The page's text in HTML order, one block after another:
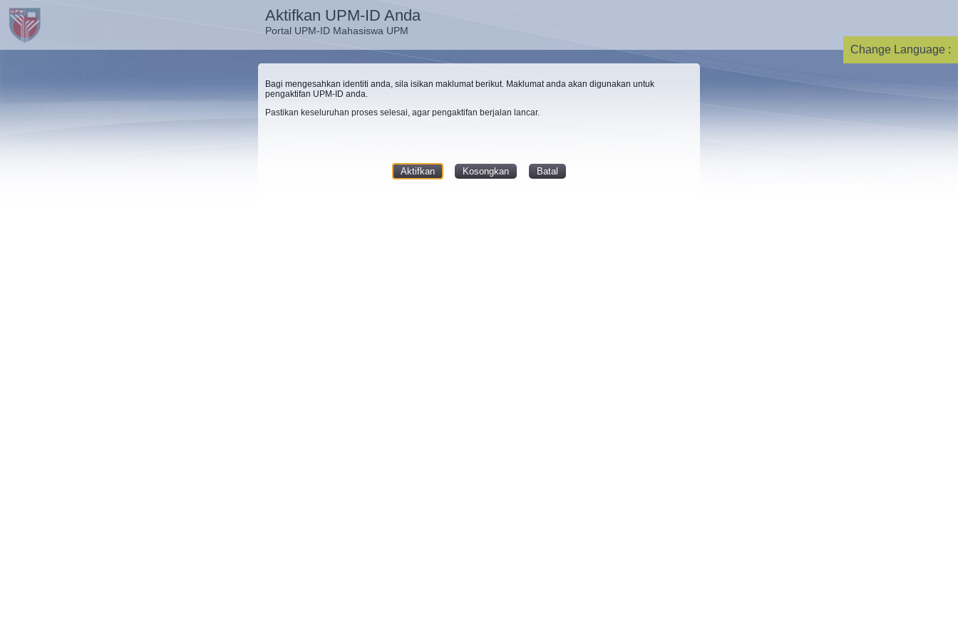
Aktifkan UPM-ID Anda
Portal UPM-ID Mahasiswa UPM
Change Language :
Bagi mengesahkan identiti anda, sila isikan maklumat berikut. Maklumat anda akan digunakan untuk
pengaktifan UPM-ID anda.
Pastikan keseluruhan proses selesai, agar pengaktifan berjalan lancar.
Batal